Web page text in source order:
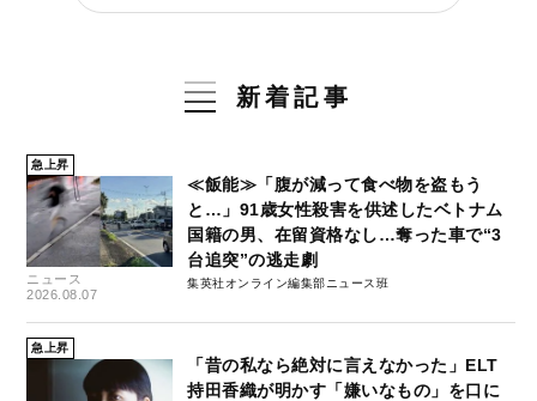
新着記事
急上昇
ニュース
2026.08.07
≪飯能≫「腹が減って食べ物を盗もう
と…」91歳女性殺害を供述したベトナム
国籍の男、在留資格なし…奪った車で“3
台追突”の逃走劇
集英社オンライン編集部ニュース班
急上昇
「昔の私なら絶対に言えなかった」ELT
持田香織が明かす「嫌いなもの」を口に